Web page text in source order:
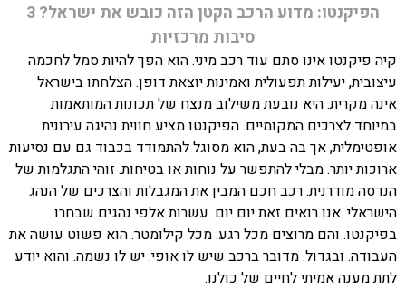
הפיקנטו: מדוע הרכב הקטן הזה כובש את ישראל? 3
סיבות מרכזיות
קיה פיקנטו אינו סתם עוד רכב מיני. הוא הפך להיות סמל לחכמה
עיצובית, יעילות תפעולית ואמינות יוצאת דופן. הצלחתו בישראל
אינה מקרית. היא נובעת משילוב מנצח של תכונות המותאמות
במיוחד לצרכים המקומיים. הפיקנטו מציע חווית נהיגה עירונית
אופטימלית, אך בה בעת, הוא מסוגל להתמודד בכבוד גם עם נסיעות
ארוכות יותר. מבלי להתפשר על נוחות או בטיחות. זוהי התגלמות של
הנדסה מודרנית. רכב חכם המבין את המגבלות והצרכים של הנהג
הישראלי. אנו רואים זאת יום יום. עשרות אלפי נהגים שבחרו
בפיקנטו. והם מרוצים מכל רגע. מכל קילומטר. הוא פשוט עושה את
העבודה. ובגדול. מדובר ברכב שיש לו אופי. יש לו נשמה. והוא יודע
לתת מענה אמיתי לחיים של כולנו.